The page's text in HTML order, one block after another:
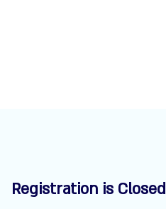
Registration is Closed